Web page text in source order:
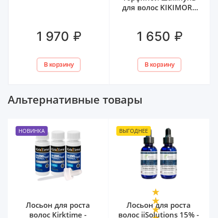
1 970 ₽
В корзину
для волос KIKIMORA
1 650 ₽
В корзину
Альтернативные товары
НОВИНКА
Лосьон для роста
волос Kirktime -
ВЫГОДНЕЕ
Лосьон для роста
волос iiSolutions 15% -